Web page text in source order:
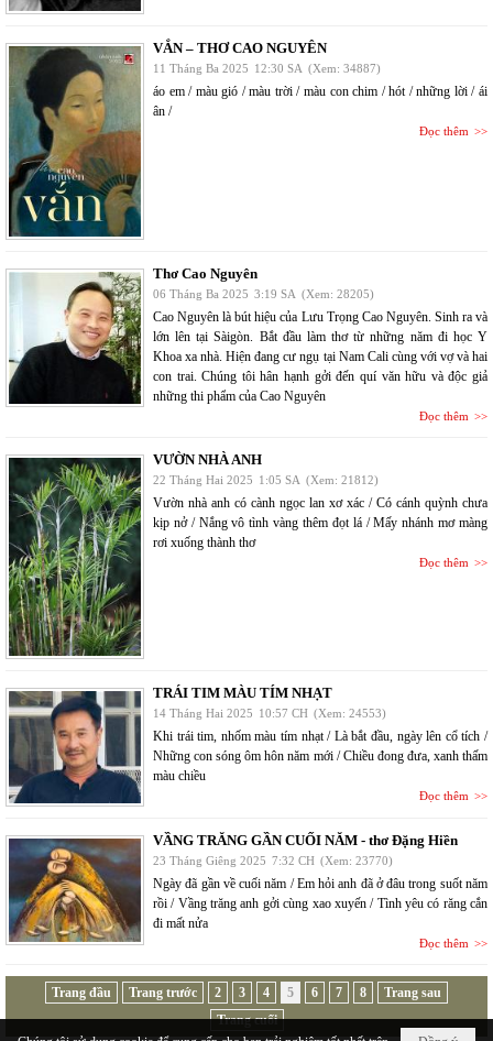
VẮN – THƠ CAO NGUYÊN
11 Tháng Ba 2025 12:30 SA (Xem: 34887)
áo em / màu gió / màu trời / màu con chim / hót / những lời / ái
ân /
Đọc thêm
Thơ Cao Nguyên
06 Tháng Ba 2025 3:19 SA (Xem: 28205)
Cao Nguyên là bút hiệu của Lưu Trọng Cao Nguyên. Sinh ra và
lớn lên tại Sàigòn. Bắt đầu làm thơ từ những năm đi học Y
Khoa xa nhà. Hiện đang cư ngụ tại Nam Cali cùng với vợ và hai
con trai. Chúng tôi hân hạnh gởi đến quí văn hữu và độc giả
những thi phẩm của Cao Nguyên
Đọc thêm
VƯỜN NHÀ ANH
22 Tháng Hai 2025 1:05 SA (Xem: 21812)
Vườn nhà anh có cành ngọc lan xơ xác / Có cánh quỳnh chưa
kịp nở / Nắng vô tình vàng thêm đọt lá / Mấy nhánh mơ màng
rơi xuống thành thơ
Đọc thêm
TRÁI TIM MÀU TÍM NHẠT
14 Tháng Hai 2025 10:57 CH (Xem: 24553)
Khi trái tim, nhốm màu tím nhạt / Là bắt đầu, ngày lên cổ tích /
Những con sóng ôm hôn năm mới / Chiều đong đưa, xanh thấm
màu chiều
Đọc thêm
VẦNG TRĂNG GẦN CUỐI NĂM - thơ Đặng Hiền
23 Tháng Giêng 2025 7:32 CH (Xem: 23770)
Ngày đã gần về cuối năm / Em hỏi anh đã ở đâu trong suốt năm
rồi / Vầng trăng anh gởi cùng xao xuyến / Tình yêu có răng cắn
đi mất nửa
Đọc thêm
Trang đầu Trang trước 2 3 4 5 6 7 8
Trang sau
Trang cuối